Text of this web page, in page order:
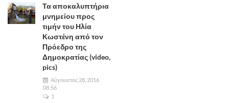
Τα αποκαλυπτήρια
μνημείου προς
τιμήν του Ηλία
Κωστένη από τον
Πρόεδρο της
Δημοκρατίας (video,
pics)
Αύγουστος 28, 2016
08:56
1